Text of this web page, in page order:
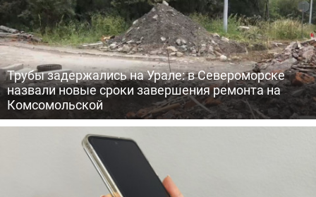
Трубы задержались на Урале: в Североморске
назвали новые сроки завершения ремонта на
Комсомольской